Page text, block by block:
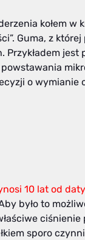
kołem w
Guma, z
jest
o
10 lat od
było to
sporo